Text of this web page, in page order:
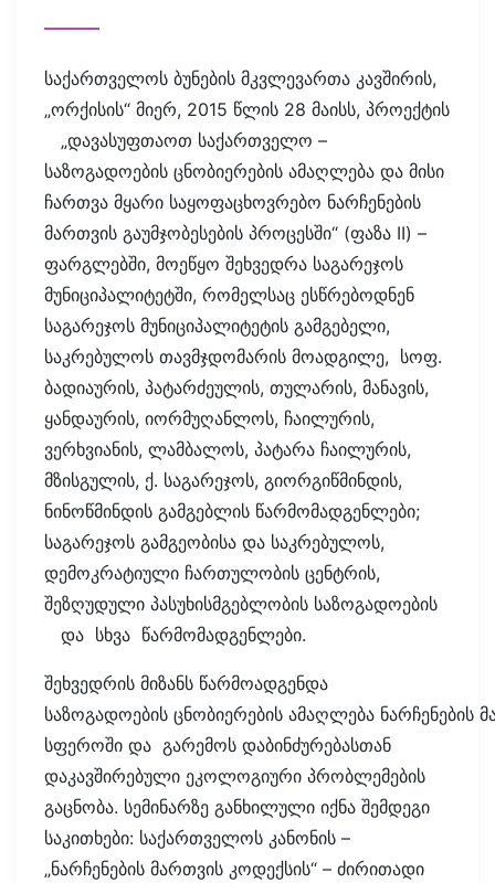
საქართველოს ბუნების მკვლევართა კავშირის,
„ორქისის“ მიერ, 2015 წლის 28 მაისს, პროექტის
„დავასუფთაოთ საქართველო –
საზოგადოების ცნობიერების ამაღლება და მისი
ჩართვა მყარი საყოფაცხოვრებო ნარჩენების
მართვის გაუმჯობესების პროცესში“ (ფაზა II) –
ფარგლებში, მოეწყო შეხვედრა საგარეჯოს
მუნიციპალიტეტში, რომელსაც ესწრებოდნენ
საგარეჯოს მუნიციპალიტეტის გამგებელი,
საკრებულოს თავმჯდომარის მოადგილე, სოფ.
ბადიაურის, პატარძეულის, თულარის, მანავის,
ყანდაურის, იორმუღანლოს, ჩაილურის,
ვერხვიანის, ლამბალოს, პატარა ჩაილურის,
მზისგულის, ქ. საგარეჯოს, გიორგიწმინდის,
ნინოწმინდის გამგებლის წარმომადგენლები;
საგარეჯოს გამგეობისა და საკრებულოს,
დემოკრატიული ჩართულობის ცენტრის,
შეზღუდული პასუხისმგებლობის საზოგადოების
და სხვა წარმომადგენლები.
შეხვედრის მიზანს წარმოადგენდა
საზოგადოების ცნობიერების ამაღლება ნარჩენების
სფეროში და გარემოს დაბინძურებასთან
დაკავშირებული ეკოლოგიური პრობლემების
გაცნობა. სემინარზე განხილული იქნა შემდეგი
საკითხები: საქართველოს კანონის –
„ნარჩენების მართვის კოდექსის“ – ძირითადი